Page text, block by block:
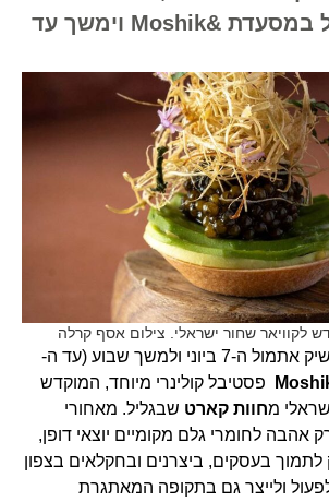
מיוחד שהתחיל במסעדת &Moshik וימשך עד
לקוויאר שחור ישראלי. צילום אסף קרלה
השיק אתמול ה-7 ביוני ולמשך שבוע (עד ה-
פסטיבל קולינרי מיוחד, המוקדש
מחוות קארט שבגליל. מאחורי
לחומרי גלם מקומיים יוצאי דופן,
בעסקים, ביצרנים ובחקלאים בצפון
ולייצר גם בתקופה המאתגרת